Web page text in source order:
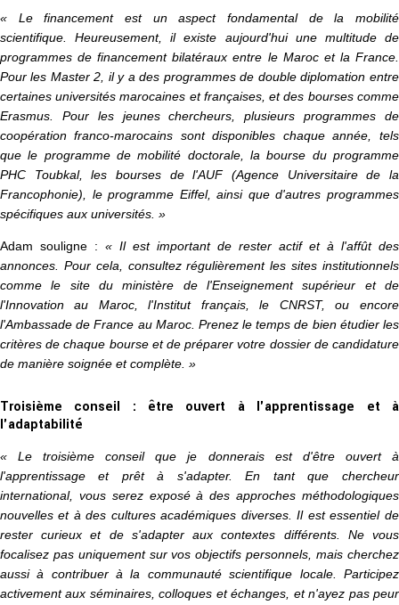
« Le financement est un aspect fondamental de la mobilité
scientifique. Heureusement, il existe aujourd'hui une multitude de
programmes de financement bilatéraux entre le Maroc et la France.
Pour les Master 2, il y a des programmes de double diplomation entre
certaines universités marocaines et françaises, et des bourses comme
Erasmus. Pour les jeunes chercheurs, plusieurs programmes de
coopération franco-marocains sont disponibles chaque année, tels
que le programme de mobilité doctorale, la bourse du programme
PHC Toubkal, les bourses de l'AUF (Agence Universitaire de la
Francophonie), le programme Eiffel, ainsi que d'autres programmes
spécifiques aux universités. »
Adam souligne : « Il est important de rester actif et à l'affût des
annonces. Pour cela, consultez régulièrement les sites institutionnels
comme le site du ministère de l'Enseignement supérieur et de
l'Innovation au Maroc, l'Institut français, le CNRST, ou encore
l'Ambassade de France au Maroc. Prenez le temps de bien étudier les
critères de chaque bourse et de préparer votre dossier de candidature
de manière soignée et complète. »
Troisième conseil : être ouvert à l'apprentissage et à
l'adaptabilité
« Le troisième conseil que je donnerais est d'être ouvert à
l'apprentissage et prêt à s'adapter. En tant que chercheur
international, vous serez exposé à des approches méthodologiques
nouvelles et à des cultures académiques diverses. Il est essentiel de
rester curieux et de s'adapter aux contextes différents. Ne vous
focalisez pas uniquement sur vos objectifs personnels, mais cherchez
aussi à contribuer à la communauté scientifique locale. Participez
activement aux séminaires, colloques et échanges, et n'ayez pas peur